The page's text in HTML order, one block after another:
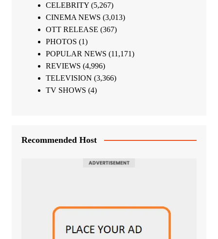
CELEBRITY(5,267)
CINEMA NEWS (3,013)
OTT RELEASE (367)
PHOTOS (1)
POPULAR NEWS (11,171)
REVIEWS (4,996)
TELEVISION (3,366)
TV SHOWS (4)
Recommended Host